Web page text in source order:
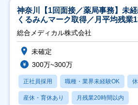
神奈川【1回面接／薬局事務】未
くるみんマーク取得／月平均残業
総合メディカル株式会社
未確定
300万~300万
正社員採用 職種・業界未経験OK
産休・育休あり 月残業20時間以内